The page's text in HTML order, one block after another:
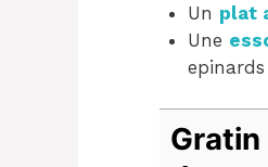
Un plat
Une
Gratin